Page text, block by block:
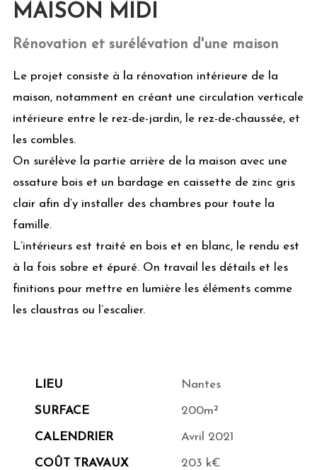
MAISON MIDI
Rénovation et surélévation d'une maison
Le projet consiste à la rénovation intérieure de la
maison, notamment en créant une circulation verticale
intérieure entre le rez-de-jardin, le rez-de-chaussée, et
les combles.
On surélève la partie arrière de la maison avec une
ossature bois et un bardage en caissette de zinc gris
clair afin d’y installer des chambres pour toute la
famille.
L’intérieurs est traité en bois et en blanc, le rendu est
à la fois sobre et épuré. On travail les détails et les
finitions pour mettre en lumière les éléments comme
les claustras ou l’escalier.
LIEU
SURFACE
CALENDRIER
COÛT TRAVAUX
Nantes
200m²
Avril 2021
203 k€